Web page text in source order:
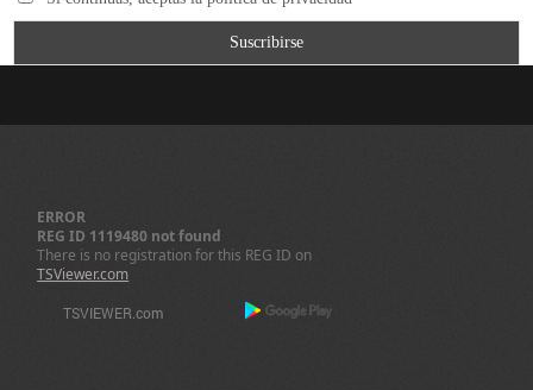
ERROR
REG ID 1119480 not found
There is no registration for this REG ID on
TSViewer.com